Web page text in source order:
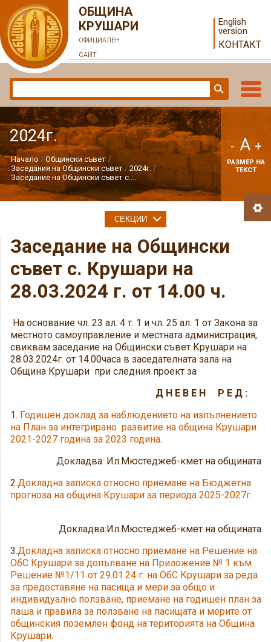
ОБЩИНА
КРУШАРИ
ОФИЦИАЛЕН
САЙТ
English
version
КОНТАКТ
2024г.
Начало
Общински съвет
Заседания на Общински съвет
2024г.
Заседание на Общински съвет с....
- A +
РАЗМЕР НА
ТЕКСТ
Заседание на Общински
съвет с. Крушари на
28.03.2024 г. от 14.00 ч.
На основание чл. 23 ал. 4 т. 1 и чл. 25 ал. 1 от Закона за
местното самоуправление и местната администрация,
свиквам заседание на Общински съвет Крушари на
28.03.2024г. от 14.00часа в заседателната зала на
Община Крушари при следния проект за
Д Н Е В Е Н Р Е Д :
1. Годишен доклад за наблюдението на изпълнението
на План за интегрирано развитие на община Крушари
2021-2027 година за 2023 година.
Докладва: Ил.Мюстеджеб-кмет на общината
2.Докладна записка относно приемане на Бюджетна
прогноза на община Крушари за периода 2025-2027г.
Докладва:Ил.Мюстеджеб-кмет на общината
3.Докладна записка относно приемане на Решение на
ОбС Крушари за допълване на Приложение № 1 към
Решение №1/11 от 29.01.24 г. на ОбС Крушари за реда
за предоставяне на пасища и мери за общо и
индивидуално ползване, приемане на годишен план за
паша и правила за ползване на пасищата и мерите от
общинския поземлен фонд на територията на Община
Крушари.
СЕКЦИИ